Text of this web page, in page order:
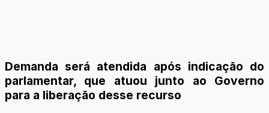
Demanda será atendida após indicação do
parlamentar, que atuou junto ao Governo
para a liberação desse recurso